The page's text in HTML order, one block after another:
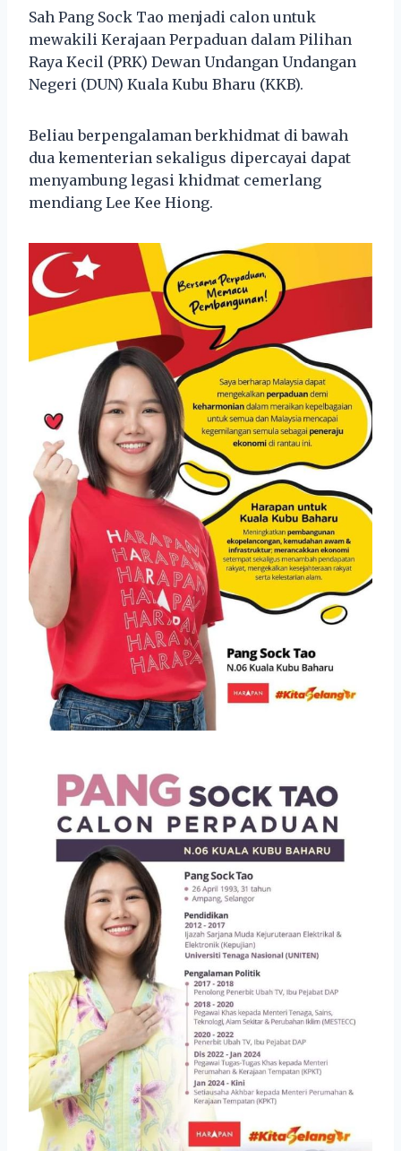
Sah Pang Sock Tao menjadi calon untuk
mewakili Kerajaan Perpaduan dalam Pilihan
Raya Kecil (PRK) Dewan Undangan Undangan
Negeri (DUN) Kuala Kubu Bharu (KKB).
Beliau berpengalaman berkhidmat di bawah
dua kementerian sekaligus dipercayai dapat
menyambung legasi khidmat cemerlang
mendiang Lee Kee Hiong.